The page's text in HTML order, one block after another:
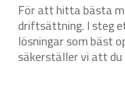
För att hitta bästa
driftsättning. I steg
lösningar som bäst
säkerställer vi att du